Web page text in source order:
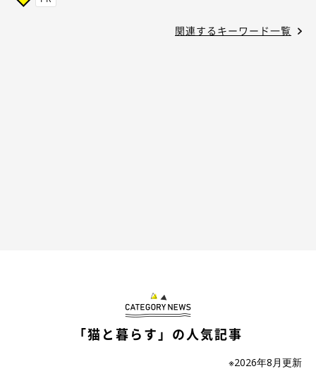
関連するキーワード一覧
「猫と暮らす」の人気記事
※2026年8月更新